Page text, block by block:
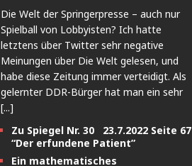
Die Welt der Springerpresse – auch nur
Spielball von Lobbyisten? Ich hatte
letztens über Twitter sehr negative
Meinungen über Die Welt gelesen, und
habe diese Zeitung immer verteidigt. Als
gelernter DDR-Bürger hat man ein sehr
[...]
Zu Spiegel Nr. 30 23.7.2022 Seite 67
“Der erfundene Patient”
Ein mathematisches